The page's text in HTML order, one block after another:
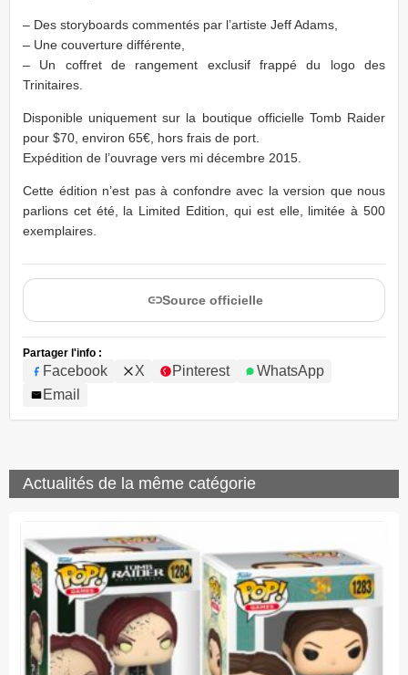
– Des storyboards commentés par l’artiste Jeff Adams,
– Une couverture différente,
– Un coffret de rangement exclusif frappé du logo des
Trinitaires.
Disponible uniquement sur la boutique officielle Tomb Raider
pour $70, environ 65€, hors frais de port.
Expédition de l’ouvrage vers mi décembre 2015.
Cette édition n’est pas à confondre avec la version que nous
parlions cet été, la Limited Edition, qui est elle, limitée à 500
exemplaires.
Source officielle
Partager l'info :
Facebook X Pinterest
WhatsApp
Email
Actualités de la même catégorie